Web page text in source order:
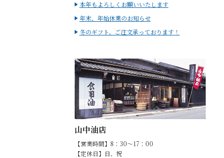
本年もよろしくお願いいたします
年末、年始休業のお知らせ
冬のギフト、ご注文承っております！
山中油店
【営業時間】8：30～17：00
【定休日】日、祝